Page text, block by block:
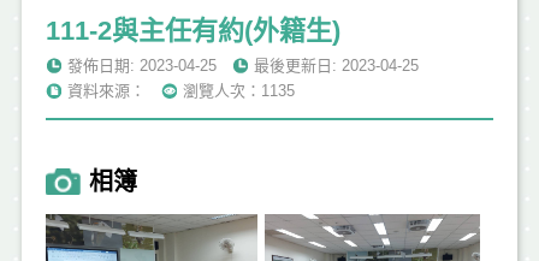
111-2與主任有約(外籍生)
發佈日期: 2023-04-25
最後更新日: 2023-04-25
資料來源：
瀏覽人次：1135
相簿